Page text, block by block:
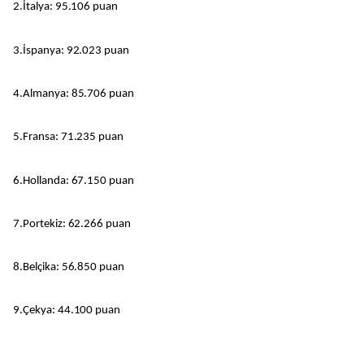
2.İtalya: 95.106 puan
3.İspanya: 92.023 puan
4.Almanya: 85.706 puan
5.Fransa: 71.235 puan
6.Hollanda: 67.150 puan
7.Portekiz: 62.266 puan
8.Belçika: 56.850 puan
9.Çekya: 44.100 puan